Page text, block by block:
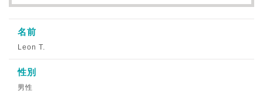
名前
Leon T.
性別
男性